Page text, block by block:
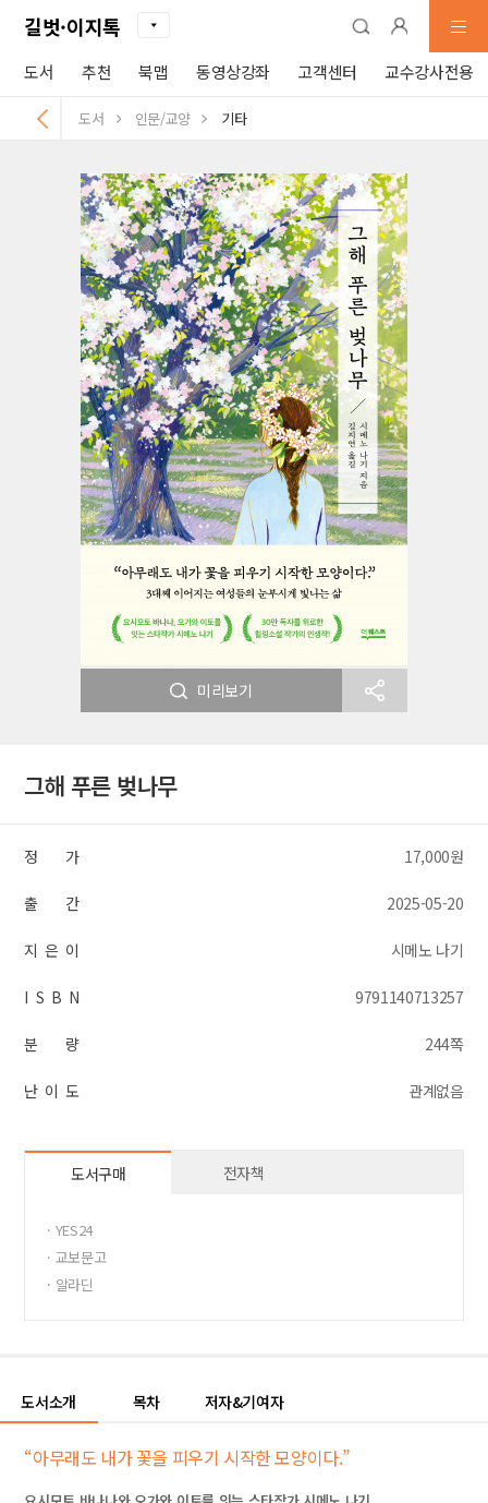
길벗·이지톡
도서 추천 북맵 동영상강좌 고객센터 교수강사전용
도서 인문/교양 기타
미리보기
그해 푸른 벚나무
정 가 17,000원
출 간 2025-05-20
지 은 이 시메노 나기
I S B N 9791140713257
분 량 244쪽
난 이 도 관계없음
도서구매 전자책
· YES24
· 교보문고
· 알라딘
도서소개 목차 저자&기여자
“아무래도 내가 꽃을 피우기 시작한 모양이다.”